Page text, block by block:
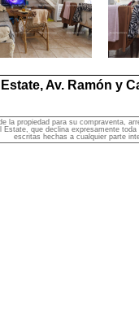
la propiedad para su compraventa,
que declina expresamente
escritas hechas a cualquier parte
Av. Ramón y